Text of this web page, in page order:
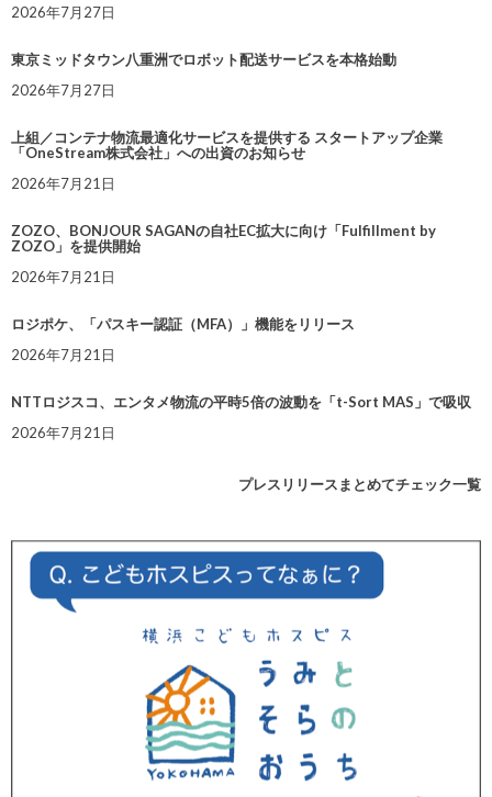
2026年7月27日
東京ミッドタウン八重洲でロボット配送サービスを本格始動
2026年7月27日
上組／コンテナ物流最適化サービスを提供する スタートアップ企業
「OneStream株式会社」への出資のお知らせ
2026年7月21日
ZOZO、BONJOUR SAGANの自社EC拡大に向け「Fulfillment by
ZOZO」を提供開始
2026年7月21日
ロジポケ、「パスキー認証（MFA）」機能をリリース
2026年7月21日
NTTロジスコ、エンタメ物流の平時5倍の波動を「t-Sort MAS」で吸収
2026年7月21日
プレスリリースまとめてチェック一覧